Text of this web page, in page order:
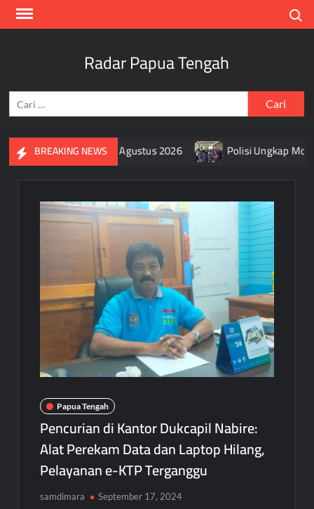
Skip
Radar Papua Tengah
untuk:
BREAKING NEWS
Merah Putih Selama Agustus 2026 Polisi Ungkap Motif
Papua Tengah
Pencurian di Kantor Dukcapil Nabire:
Alat Perekam Data dan Laptop Hilang,
Pelayanan e-KTP Terganggu
samdimara September 17, 2024